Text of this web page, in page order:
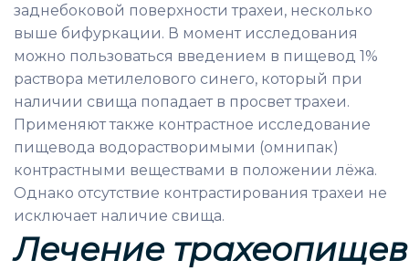
заднебоковой поверхности трахеи, несколько
выше бифуркации. В момент исследования
можно пользоваться введением в пищевод 1%
раствора метилелового синего, который при
наличии свища попадает в просвет трахеи.
Применяют также контрастное исследование
пищевода водорастворимыми (омнипак)
контрастными веществами в положении лёжа.
Однако отсутствие контрастирования трахеи не
исключает наличие свища.
Лечение